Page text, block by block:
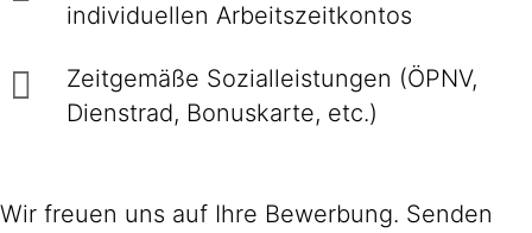
individuellen Arbeitszeitkontos
Zeitgemäße Sozialleistungen (ÖPNV,
Dienstrad, Bonuskarte, etc.)
Wir freuen uns auf Ihre Bewerbung. Senden